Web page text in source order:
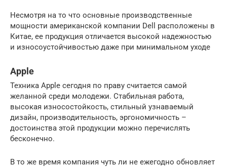
Несмотря на то что основные производственные
мощности американской компании Dell расположены в
Китае, ее продукция отличается высокой надежностью
и износоустойчивостью даже при минимальном уходе
Apple
Техника Apple сегодня по праву считается самой
желанной среди молодежи. Стабильная работа,
высокая износостойкость, стильный узнаваемый
дизайн, производительность, эргономичность –
достоинства этой продукции можно перечислять
бесконечно.
В то же время компания чуть ли не ежегодно обновляет